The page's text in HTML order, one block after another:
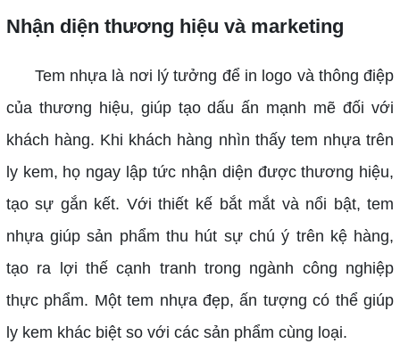
Nhận diện thương hiệu và marketing
Tem nhựa là nơi lý tưởng để in logo và thông điệp
của thương hiệu, giúp tạo dấu ấn mạnh mẽ đối với
khách hàng. Khi khách hàng nhìn thấy tem nhựa trên
ly kem, họ ngay lập tức nhận diện được thương hiệu,
tạo sự gắn kết. Với thiết kế bắt mắt và nổi bật, tem
nhựa giúp sản phẩm thu hút sự chú ý trên kệ hàng,
tạo ra lợi thế cạnh tranh trong ngành công nghiệp
thực phẩm. Một tem nhựa đẹp, ấn tượng có thể giúp
ly kem khác biệt so với các sản phẩm cùng loại.